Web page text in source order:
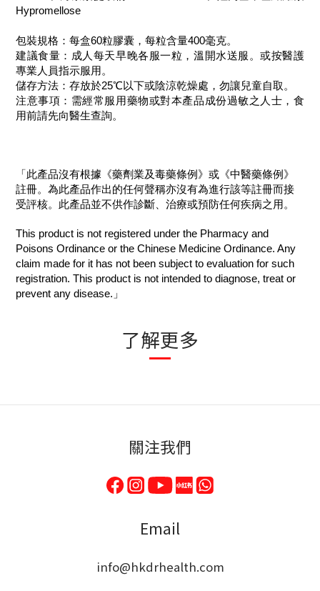
Hypromellose
包裝規格：每盒60粒膠囊，每粒含量400毫克。
建議食量：成人每天早晚各服一粒，溫開水送服。或按醫護
專業人員指示服用。
儲存方法：存放於25℃以下或陰涼乾燥處，勿讓兒童自取。
注意事項：需經常服用藥物或對本產品成份過敏之人士，食
用前請先向醫生查詢。
「此產品沒有根據《藥劑業及毒藥條例》或《中醫藥條例》
註冊。為此產品作出的任何聲稱亦沒有為進行該等註冊而接
受評核。此產品並不供作診斷、治療或預防任何疾病之用。
This product is not registered under the Pharmacy and
Poisons Ordinance or the Chinese Medicine Ordinance. Any
claim made for it has not been subject to evaluation for such
registration. This product is not intended to diagnose, treat or
prevent any disease. 」
了解更多
關注我們
Email
info@hkdrhealth.com